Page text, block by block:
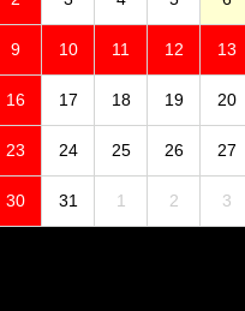
9 10 11 12 13
16 17 18 19 20
23 24 25 26 27
30 31 1 2 3